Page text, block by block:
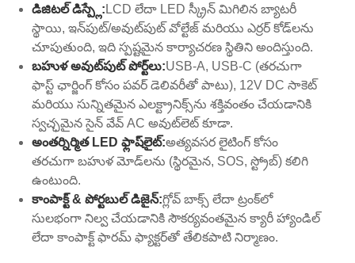
డిజిటల్ డిస్ప్లే: LCD లేదా LED స్క్రీన్ మిగిలిన బ్యాటరీ
స్థాయి, ఇన్‌పుట్/అవుట్‌పుట్ వోల్టేజ్ మరియు ఎర్రర్ కోడ్‌లను
చూపుతుంది, ఇది స్పష్టమైన కార్యాచరణ స్థితిని అందిస్తుంది.
బహుళ అవుట్‌పుట్ పోర్ట్‌లు:USB-A, USB-C (తరచుగా
ఫాస్ట్ ఛార్జింగ్ కోసం పవర్ డెలివరీతో పాటు), 12V DC సాకెట్
మరియు సున్నితమైన ఎలక్ట్రానిక్స్‌ను శక్తివంతం చేయడానికి
స్వచ్ఛమైన సైన్ వేవ్ AC అవుట్‌లెట్ కూడా.
అంతర్నిర్మిత LED ఫ్లాష్‌లైట్:అత్యవసర లైటింగ్ కోసం
తరచుగా బహుళ మోడ్‌లను (స్థిరమైన, SOS, స్ట్రోబ్) కలిగి
ఉంటుంది.
కాంపాక్ట్ & పోర్టబుల్ డిజైన్:గ్లోవ్ బాక్స్ లేదా ట్రంక్‌లో
సులభంగా నిల్వ చేయడానికి సౌకర్యవంతమైన క్యారీ హ్యాండిల్
లేదా కాంపాక్ట్ ఫారమ్ ఫ్యాక్టర్‌తో తేలికపాటి నిర్మాణం.